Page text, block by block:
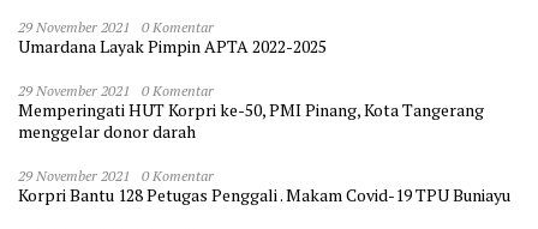
29 November 2021 0 Komentar
Umardana Layak Pimpin APTA 2022-2025
29 November 2021 0 Komentar
Memperingati HUT Korpri ke-50, PMI Pinang, Kota Tangerang
menggelar donor darah
29 November 2021 0 Komentar
Korpri Bantu 128 Petugas Penggali . Makam Covid-19 TPU Buniayu